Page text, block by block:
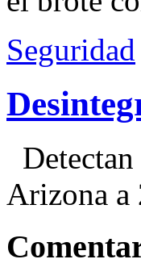
Seguridad
Arizona a